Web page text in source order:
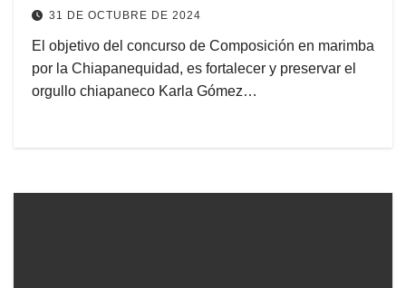
31 DE OCTUBRE DE 2024
El objetivo del concurso de Composición en marimba
por la Chiapanequidad, es fortalecer y preservar el
orgullo chiapaneco Karla Gómez…